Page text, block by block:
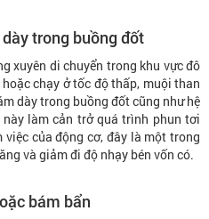
trong buồng đốt
xuyên di chuyển trong khu vực đô
chạy ở tốc độ thấp, muội than
dày trong buồng đốt cũng như hệ
làm cản trở quá trình phun tơi
của động cơ, đây là một trong
và giảm đi độ nhạy bén vốn có.
bám bẩn